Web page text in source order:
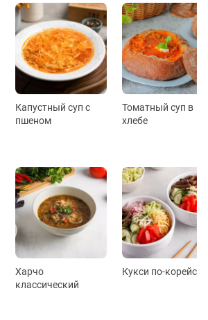
Капустный суп с
пшеном
Томатный суп в
хлебе
Харчо
классический
Кукси по-корейски